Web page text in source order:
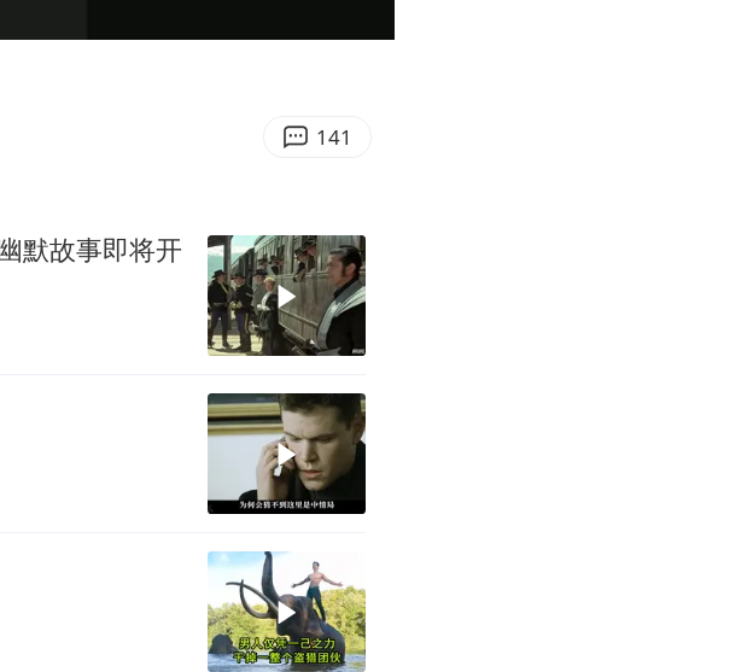
吗？
归
141
默故事即将开